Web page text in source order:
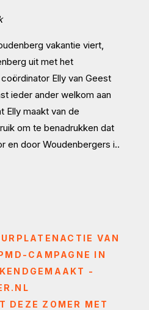
vakantie viert,
uit met het
Elly van Geest
ieder ander welkom aan
Elly maakt van de
om te benadrukken dat
en door Woudenbergers i..
VAN
CAMPAGNE IN
-
DEZE ZOMER MET